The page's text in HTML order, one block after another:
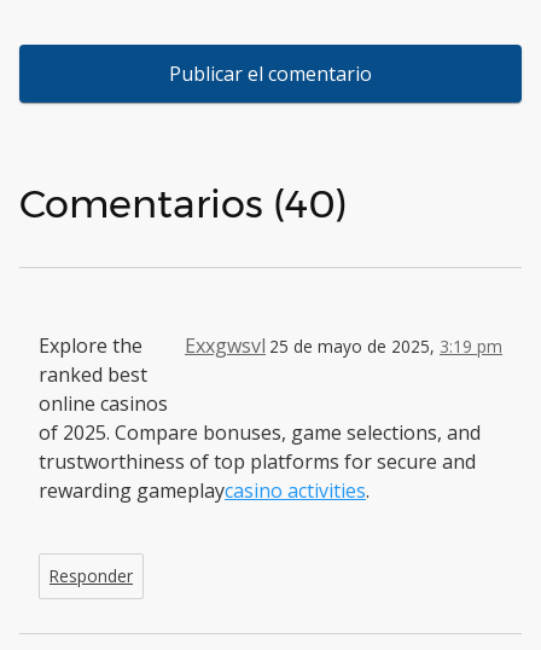
Comentarios (40)
Exxgwsvl 25 de mayo de 2025, 3:19 pm
Explore the
ranked best
online casinos
of 2025. Compare bonuses, game selections, and
trustworthiness of top platforms for secure and
rewarding gameplaycasino activities.
Responder